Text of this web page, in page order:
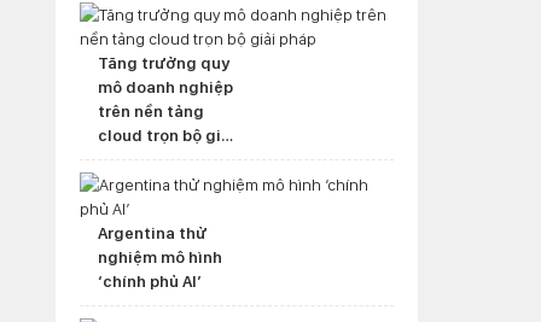
Tăng trưởng quy
mô doanh nghiệp
trên nền tảng
cloud trọn bộ giải
pháp
Argentina thử
nghiệm mô hình
‘chính phủ AI’